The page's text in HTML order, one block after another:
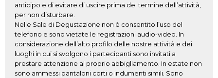
anticipo e di evitare di uscire prima del termine dell’attività,
per non disturbare.
Nelle Sale di Degustazione non è consentito l’uso del
telefono e sono vietate le registrazioni audio-video. In
considerazione dell’alto profilo delle nostre attività e dei
luoghi in cui si svolgono i partecipanti sono invitati a
prestare attenzione al proprio abbigliamento. In estate non
sono ammessi pantaloni corti o indumenti simili. Sono